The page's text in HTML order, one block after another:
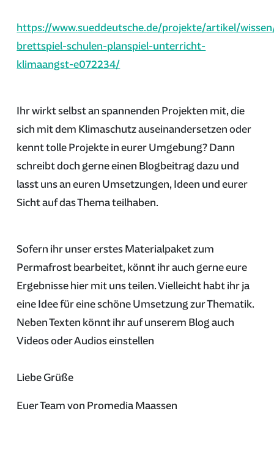
https://www.sueddeutsche.de/projekte/artikel/
brettspiel-schulen-planspiel-unterricht-
klimaangst-e072234/
Ihr wirkt selbst an spannenden Projekten mit, die
sich mit dem Klimaschutz auseinandersetzen oder
kennt tolle Projekte in eurer Umgebung? Dann
schreibt doch gerne einen Blogbeitrag dazu und
lasst uns an euren Umsetzungen, Ideen und eurer
Sicht auf das Thema teilhaben.
Sofern ihr unser erstes Materialpaket zum
Permafrost bearbeitet, könnt ihr auch gerne eure
Ergebnisse hier mit uns teilen. Vielleicht habt ihr ja
eine Idee für eine schöne Umsetzung zur Thematik.
Neben Texten könnt ihr auf unserem Blog auch
Videos oder Audios einstellen
Liebe Grüße
Euer Team von Promedia Maassen